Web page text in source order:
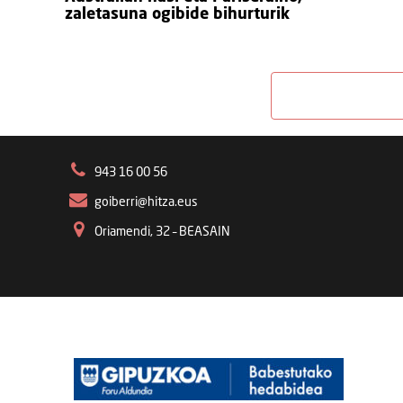
zaletasuna ogibide bihurturik
943 16 00 56
goiberri@hitza.eus
Oriamendi, 32 – BEASAIN